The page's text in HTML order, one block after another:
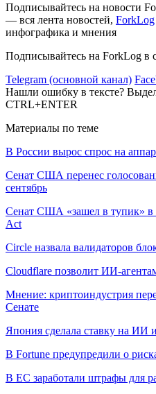
Подписывайтесь на новости
— вся лента новостей, ForkLog
инфографика и мнения
Подписывайтесь на ForkLog в
Telegram (основной канал)
Нашли ошибку в тексте?
CTRL+ENTER
Материалы по теме
В России вырос спрос на
Сенат США перенес
сентябрь
Сенат США «зашел в тупик» в
Act
Circle назвала валидаторов
Cloudflare позволит ИИ-
Мнение: криптоиндустрия
Сенате
Япония сделала ставку на ИИ
В Fortune предупредили о
В ЕС заработали штрафы для